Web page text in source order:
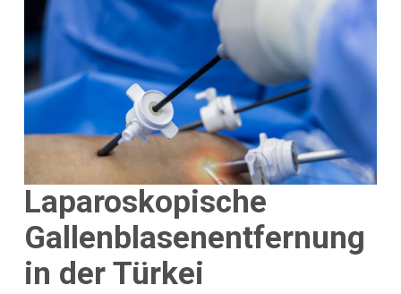
Laparoskopische
Gallenblasenentfernung
in der Türkei